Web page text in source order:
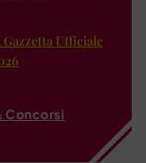
Ufficiale
Concorsi